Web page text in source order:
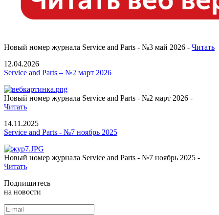
Новый номер журнала Service and Parts - №3 май 2026 - Читать
12.04.2026
Service and Parts – №2 март 2026
Новый номер журнала Service and Parts - №2 март 2026 -
Читать
14.11.2025
Service and Parts - №7 ноябрь 2025
Новый номер журнала Service and Parts - №7 ноябрь 2025 -
Читать
Подпишитесь
на новости